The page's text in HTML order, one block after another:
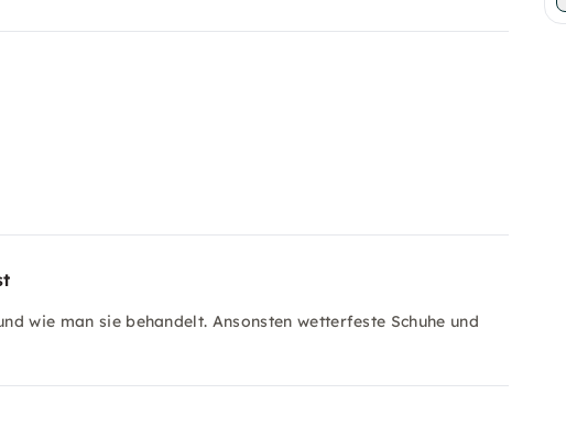
wie man sie behandelt. Ansonsten wetterfeste Schuhe und